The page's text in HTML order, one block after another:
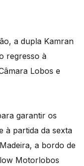
a dupla Kamran
regresso à
Lobos e
garantir os
à partida da sexta
a bordo de
Motorlobos